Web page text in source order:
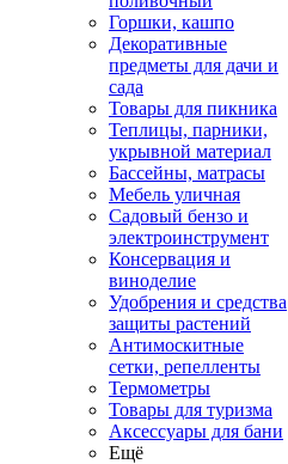
Горшки, кашпо
Декоративные
предметы для дачи и
сада
Товары для пикника
Теплицы, парники,
укрывной материал
Бассейны, матрасы
Мебель уличная
Садовый бензо и
электроинструмент
Консервация и
виноделие
Удобрения и средства
защиты растений
Антимоскитные
сетки, репелленты
Термометры
Товары для туризма
Аксессуары для бани
Ещё